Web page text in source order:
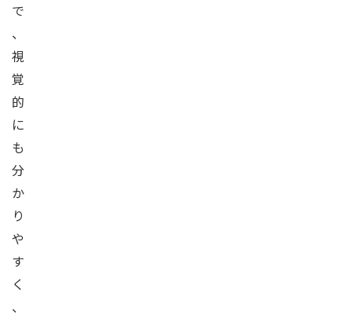
で
、
視
覚
的
に
も
分
か
り
や
す
く
、